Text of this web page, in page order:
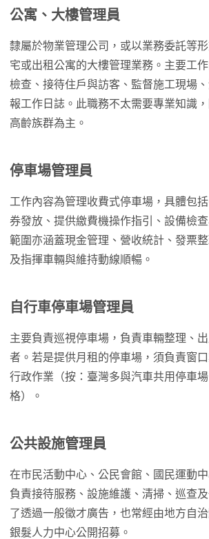
公寓、大樓管理員
隸屬於物業管理公司，或以業務委託等
宅或出租公寓的大樓管理業務。主要工
檢查、接待住戶與訪客、監督施工現場
報工作日誌。此職務不太需要專業知識
高齡族群為主。
停車場管理員
工作內容為管理收費式停車場，具體包
券發放、提供繳費機操作指引、設備檢
範圍亦涵蓋現金管理、營收統計、發票
及指揮車輛與維持動線順暢。
自行車停車場管理員
主要負責巡視停車場，負責車輛整理、
者。若是提供月租的停車場，須負責窗
行政作業（按：臺灣多與汽車共用停車
格）。
公共設施管理員
在市民活動中心、公民會館、國民運動
負責接待服務、設施維護、清掃、巡查
了透過一般徵才廣告，也常經由地方自
銀髮人力中心公開招募。